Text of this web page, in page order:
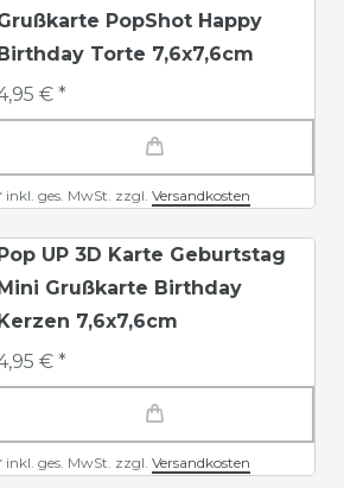
PopShot Happy
Torte 7,6x7,6cm
€ *
inkl. ges. MwSt. zzgl. Versandkosten
UP 3D Karte Geburtstag
Grußkarte Birthday
7,6x7,6cm
€ *
inkl. ges. MwSt. zzgl. Versandkosten